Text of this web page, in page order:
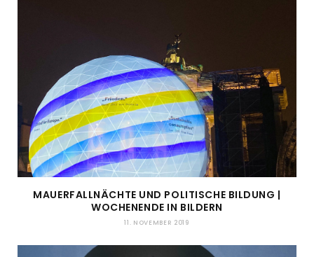
MAUERFALLNÄCHTE UND POLITISCHE BILDUNG |
WOCHENENDE IN BILDERN
11. NOVEMBER 2019